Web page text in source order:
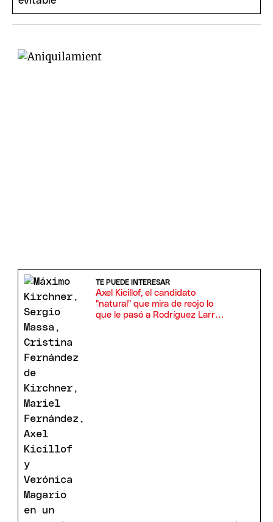
TE PUEDE INTERESAR
Axel Kicillof, el candidato
"natural" que mira de reojo lo
que le pasó a Rodríguez Larreta